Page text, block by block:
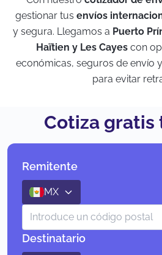
gestionar tus envíos
y segura. Llegamos a Puerto
Haïtien y Les Cayes con
económicas, seguros de envío
para evitar
Cotiza gratis
Remitente
MX
Destinatario